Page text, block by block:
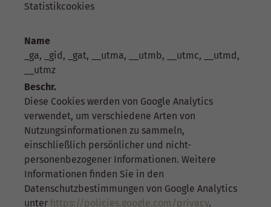
Statistikcookies
Name
_ga, _gid, _gat, __utma, __utmb, __utmc, __utmd,
__utmz
Beschr.
Diese Cookies werden von Google Analytics
verwendet, um verschiedene Arten von
Nutzungsinformationen zu sammeln,
einschließlich persönlicher und nicht-
personenbezogener Informationen. Weitere
Informationen finden Sie in den
Datenschutzbestimmungen von Google Analytics
unter https://policies.google.com/privacy.